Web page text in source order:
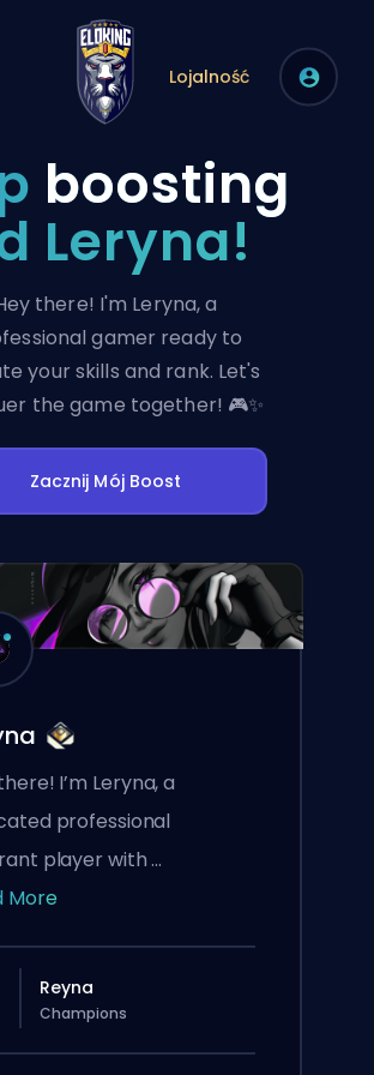
Lojalność
boosting
Leryna!
there! I'm Leryna, a
gamer ready to
your skills and rank. Let's
the game together! 🎮✨
Zacznij Mój Boost
I’m Leryna, a
professional
player with ...
More
Reyna
Champions